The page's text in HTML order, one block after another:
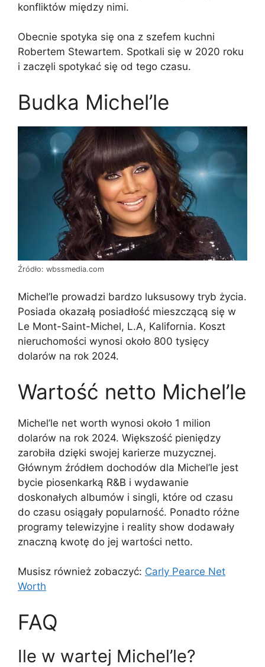
konfliktów między nimi.
Obecnie spotyka się ona z szefem kuchni
Robertem Stewartem. Spotkali się w 2020 roku
i zaczęli spotykać się od tego czasu.
Budka Michel’le
Źródło: wbssmedia.com
Michel’le prowadzi bardzo luksusowy tryb życia.
Posiada okazałą posiadłość mieszczącą się w
Le Mont-Saint-Michel, L.A, Kalifornia. Koszt
nieruchomości wynosi około 800 tysięcy
dolarów na rok 2024.
Wartość netto Michel’le
Michel’le net worth wynosi około 1 milion
dolarów na rok 2024. Większość pieniędzy
zarobiła dzięki swojej karierze muzycznej.
Głównym źródłem dochodów dla Michel’le jest
bycie piosenkarką R&B i wydawanie
doskonałych albumów i singli, które od czasu
do czasu osiągały popularność. Ponadto różne
programy telewizyjne i reality show dodawały
znaczną kwotę do jej wartości netto.
Musisz również zobaczyć: Carly Pearce Net
Worth
FAQ
Ile w wartej Michel’le?